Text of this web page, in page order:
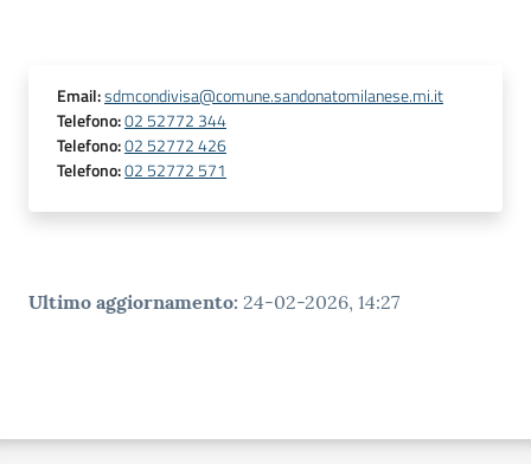
Email:sdmcondivisa@comune.sandonatomilanese.mi.it
Telefono:02 52772 344
Telefono:02 52772 426
Telefono:02 52772 571
Ultimo aggiornamento: 24-02-2026, 14:27